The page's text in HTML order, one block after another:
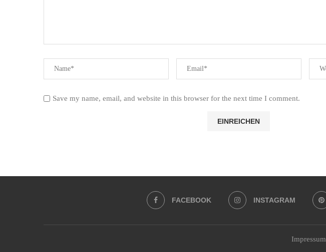
Save my name, email, and website in this browser for the next time I comment.
FACEBOOK INSTAGRAM
Impressum